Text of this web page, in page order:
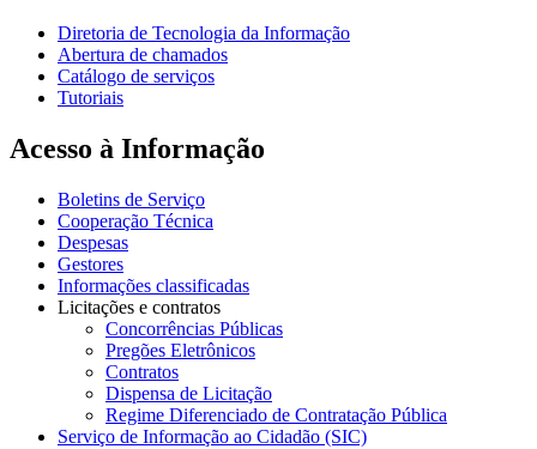
Diretoria de Tecnologia da Informação
Abertura de chamados
Catálogo de serviços
Tutoriais
Acesso à Informação
Boletins de Serviço
Cooperação Técnica
Despesas
Gestores
Informações classificadas
Licitações e contratos
Concorrências Públicas
Pregões Eletrônicos
Contratos
Dispensa de Licitação
Regime Diferenciado de Contratação Pública
Serviço de Informação ao Cidadão (SIC)